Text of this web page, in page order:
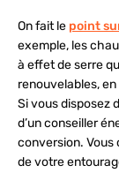
On fait le point
exemple, les
à effet de serre
renouvelables,
Si vous disposez
d’un conseiller
conversion. Vous
de votre